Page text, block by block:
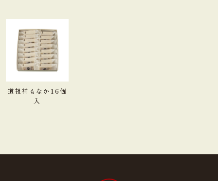
道祖神もなか16個
入